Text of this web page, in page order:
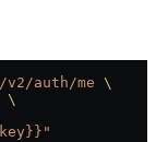
auth/me \
\